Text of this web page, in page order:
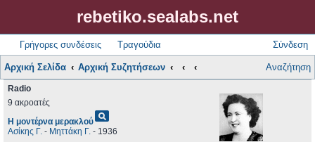
rebetiko.sealabs.net
Γρήγορες συνδέσεις Τραγούδια Σύνδεση
Αρχική Σελίδα Αρχική Συζητήσεων Αναζήτηση
Radio
9 ακροατές
Η μοντέρνα μερακλούpageview
Ασίκης Γ. - Μηττάκη Γ. - 1936